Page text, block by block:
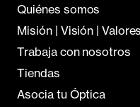
Quiénes somos
Misión | Visión | Valores
Trabaja con nosotros
Tiendas
Asocia tu Óptica